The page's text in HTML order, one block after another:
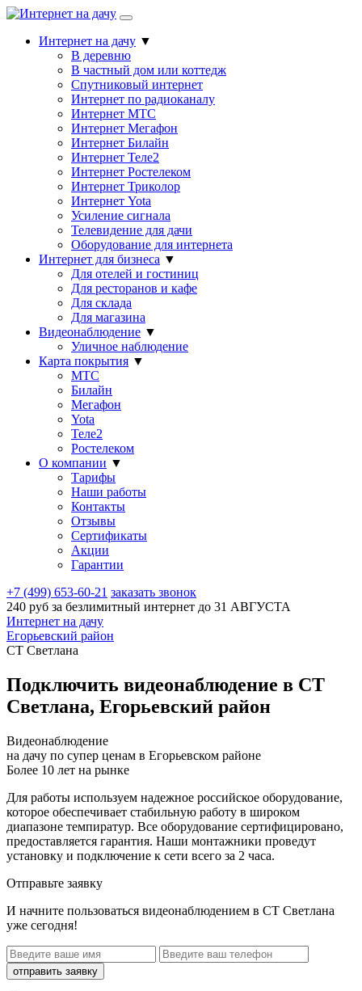
Интернет на дачу ▼
В деревню
В частный дом или коттедж
Спутниковый интернет
Интернет по радиоканалу
Интернет МТС
Интернет Мегафон
Интернет Билайн
Интернет Теле2
Интернет Ростелеком
Интернет Триколор
Интернет Yota
Усиление сигнала
Телевидение для дачи
Оборудование для интернета
Интернет для бизнеса ▼
Для отелей и гостиниц
Для ресторанов и кафе
Для склада
Для магазина
Видеонаблюдение ▼
Уличное наблюдение
Карта покрытия ▼
МТС
Билайн
Мегафон
Yota
Теле2
Ростелеком
О компании ▼
Тарифы
Наши работы
Контакты
Отзывы
Сертификаты
Акции
Гарантии
+7 (499) 653-60-21 заказать звонок
240 руб за безлимитный интернет до 31 АВГУСТА
Интернет на дачу
Егорьевский район
СТ Светлана
Подключить видеонаблюдение в СТ
Светлана, Егорьевский район
Видеонаблюдение
на дачу по супер ценам в Егорьевском районе
Более 10 лет на рынке
Для работы используем надежное российское оборудование,
которое обеспечивает стабильную работу в широком
диапазоне темпиратур. Все оборудование сертифицировано,
предоставляется гарантия. Наши монтажники проведут
установку и подключение к сети всего за 2 часа.
Отправьте заявку
И начните пользоваться видеонаблюдением в СТ Светлана
уже сегодня!
отправить заявку